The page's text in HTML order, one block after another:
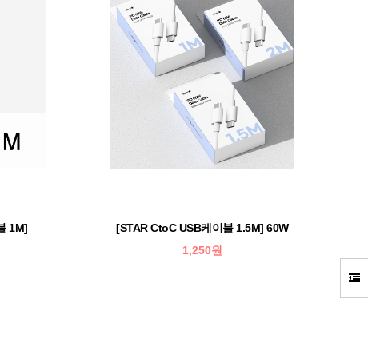
1M]
[STAR CtoC USB케이블 1.5M] 60W
1,250원